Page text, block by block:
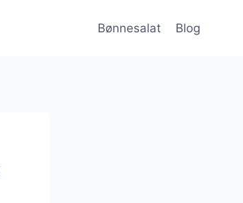
Bønnesalat Blog